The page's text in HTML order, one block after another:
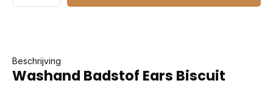
Beschrijving
Washand Badstof Ears Biscuit